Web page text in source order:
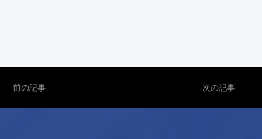
次の記事
前の記事